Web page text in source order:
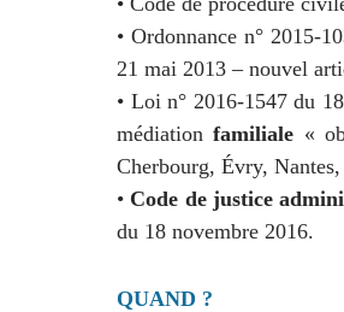
• Ordonnance n° 2015-
21 mai 2013 – nouvel
• Loi n° 2016-1547 du
médiation familiale «
Cherbourg, Évry,
• Code de justice
du 18 novembre 2016.
QUAND ?